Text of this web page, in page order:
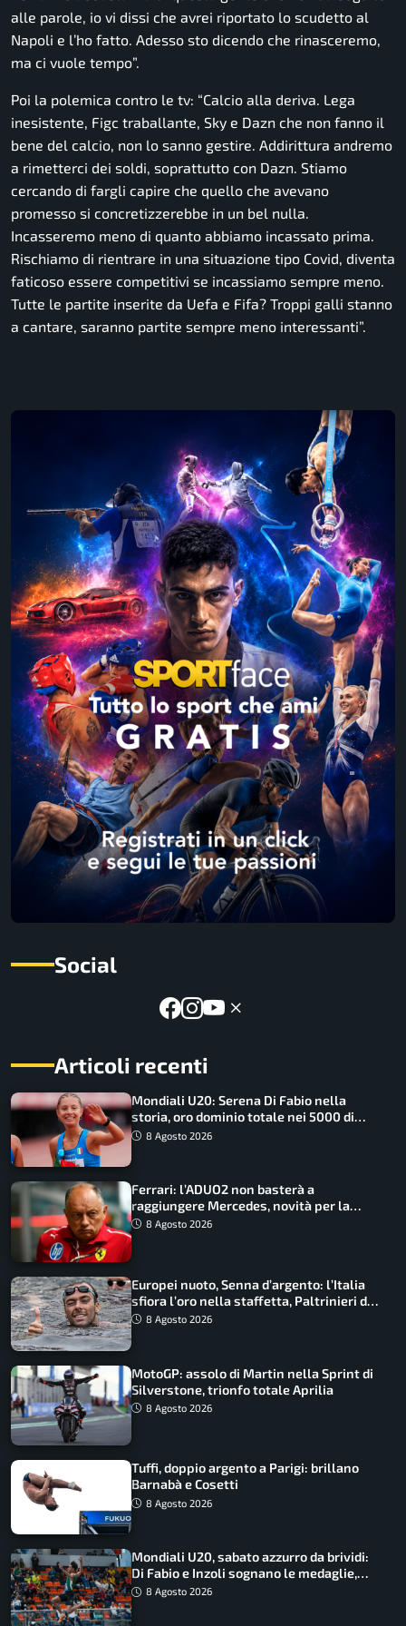
alle parole, io vi dissi che avrei riportato lo scudetto al
Napoli e l’ho fatto. Adesso sto dicendo che rinasceremo,
ma ci vuole tempo”.
Poi la polemica contro le tv: “Calcio alla deriva. Lega
inesistente, Figc traballante, Sky e Dazn che non fanno il
bene del calcio, non lo sanno gestire. Addirittura andremo
a rimetterci dei soldi, soprattutto con Dazn. Stiamo
cercando di fargli capire che quello che avevano
promesso si concretizzerebbe in un bel nulla.
Incasseremo meno di quanto abbiamo incassato prima.
Rischiamo di rientrare in una situazione tipo Covid, diventa
faticoso essere competitivi se incassiamo sempre meno.
Tutte le partite inserite da Uefa e Fifa? Troppi galli stanno
a cantare, saranno partite sempre meno interessanti”.
Social
Articoli recenti
Mondiali U20: Serena Di Fabio nella
storia, oro dominio totale nei 5000 di
marcia
8 Agosto 2026
Ferrari: l’ADUO2 non basterà a
raggiungere Mercedes, novità per la
Macarena
8 Agosto 2026
Europei nuoto, Senna d’argento: l’Italia
sfiora l’oro nella staffetta, Paltrinieri da
urlo, il bilancio azzurro
8 Agosto 2026
MotoGP: assolo di Martin nella Sprint di
Silverstone, trionfo totale Aprilia
8 Agosto 2026
Tuffi, doppio argento a Parigi: brillano
Barnabà e Cosetti
8 Agosto 2026
Mondiali U20, sabato azzurro da brividi:
Di Fabio e Inzoli sognano le medaglie,
Castellani e Succo in finale
8 Agosto 2026